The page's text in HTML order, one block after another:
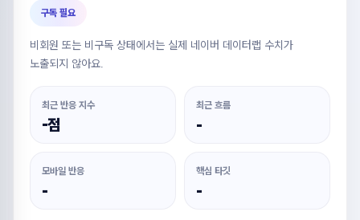
구독 필요
비회원 또는 비구독 상태에서는 실제 네이버 데이터랩 수치가
노출되지 않아요.
최근 반응 지수
-점
최근 흐름
-
모바일 반응
-
핵심 타깃
-